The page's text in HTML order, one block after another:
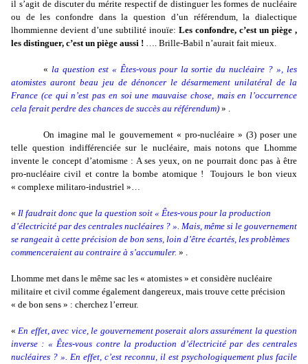
il s’agit de discuter du mérite respectif de distinguer les formes de nucléaire
ou de les confondre dans la question d’un référendum, la dialectique
lhommienne devient d’une subtilité inouïe: Les confondre, c’est un piège ,
les distinguer, c’est un piège aussi ! …. Brille-Babil n’aurait fait mieux.
«la question est « Êtes-vous pour la sortie du nucléaire ? », les
atomistes auront beau jeu de dénoncer le désarmement unilatéral de la
France (ce qui n’est pas en soi une mauvaise chose, mais en l’occurrence
cela ferait perdre des chances de succès au référendum) » .
On imagine mal le gouvernement « pro-nucléaire » (3) poser une
telle question indifférenciée sur le nucléaire, mais notons que Lhomme
invente le concept d’atomisme : A ses yeux, on ne pourrait donc pas à être
pro-nucléaire civil et contre la bombe atomique !
Toujours le bon vieux
« complexe militaro-industriel »…
« Il faudrait donc que la question soit « Êtes-vous pour la production
d’électricité par des centrales nucléaires ? ». Mais, même si le gouvernement
se rangeait à cette précision de bon sens, loin d’être écartés, les problèmes
commenceraient au contraire à s’accumuler. » .
Lhomme met dans le même sac les « atomistes » et considère nucléaire
militaire et civil comme également dangereux, mais trouve cette précision
« de bon sens » : cherchez l’erreur.
«En effet, avec vice, le gouvernement poserait alors assurément la question
inverse : « Êtes-vous contre la production d’électricité par des centrales
nucléaires ? ». En effet, c’est reconnu, il est psychologiquement plus facile